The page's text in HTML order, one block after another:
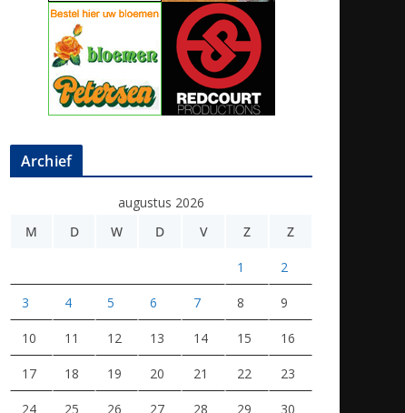
Archief
augustus 2026
M
D W D V Z Z
1 2
3 4 5 6 7 8 9
10 11 12 13 14 15 16
17 18 19 20 21 22 23
24 25 26 27 28 29 30